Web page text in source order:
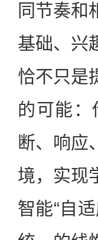
同节奏和
基础、兴
恰不只是
的可能
断、响应
境，实现
智能“自